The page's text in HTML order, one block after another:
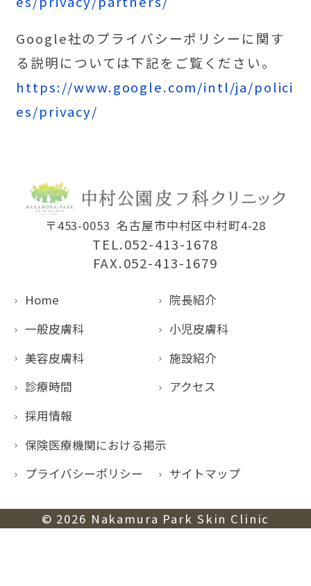
Google社のプライバシーポリシーに関す
る説明については下記をご覧ください。
https://www.google.com/intl/ja/polici
es/privacy/
〒453-0053 名古屋市中村区中村町4-28
TEL.052-413-1678
FAX.052-413-1679
Home
院長紹介
一般皮膚科
小児皮膚科
美容皮膚科
施設紹介
診療時間
アクセス
採用情報
保険医療機関における掲示
プライバシーポリシー
サイトマップ
© 2026 Nakamura Park Skin Clinic